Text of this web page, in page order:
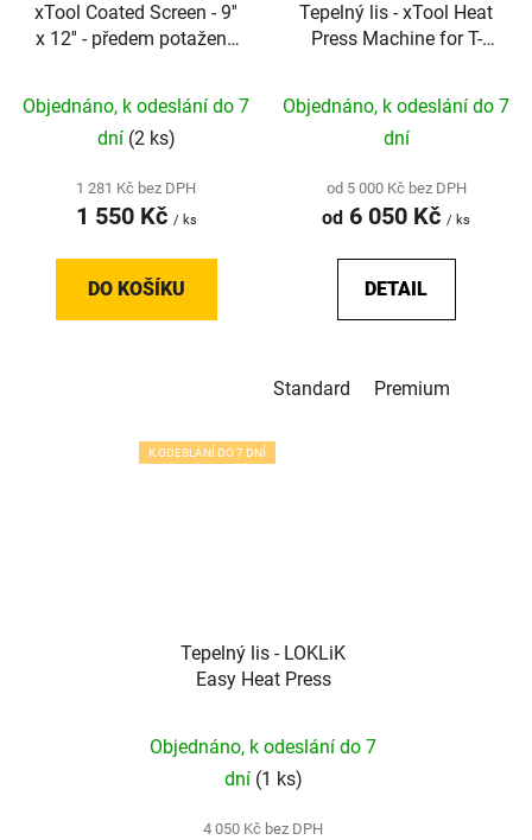
xTool Coated Screen - 9''
x 12'' - předem potažená
Objednáno, k odeslání do 7
dní (2 ks)
1 281 Kč bez DPH
1 550 Kč / ks
DO KOŠÍKU
Tepelný lis - xTool Heat
Press Machine for T-
Objednáno, k odeslání do 7
dní
od 5 000 Kč bez DPH
od 6 050 Kč / ks
DETAIL
Standard Premium
K ODESLÁNÍ DO 7 DNÍ
Tepelný lis - LOKLiK
Easy Heat Press
Objednáno, k odeslání do 7
dní (1 ks)
4 050 Kč bez DPH